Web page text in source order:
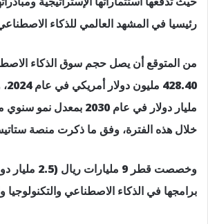
رئيسيا في المشهد العالمي للذكاء
من المتوقع أن يصل حجم سوق الذكاء
خلال هذه الفترة، وفق ما ذكرت منصة
وخصصت قطر 9
برامجها في الذكاء الاصطناعي والتكنولوجيا